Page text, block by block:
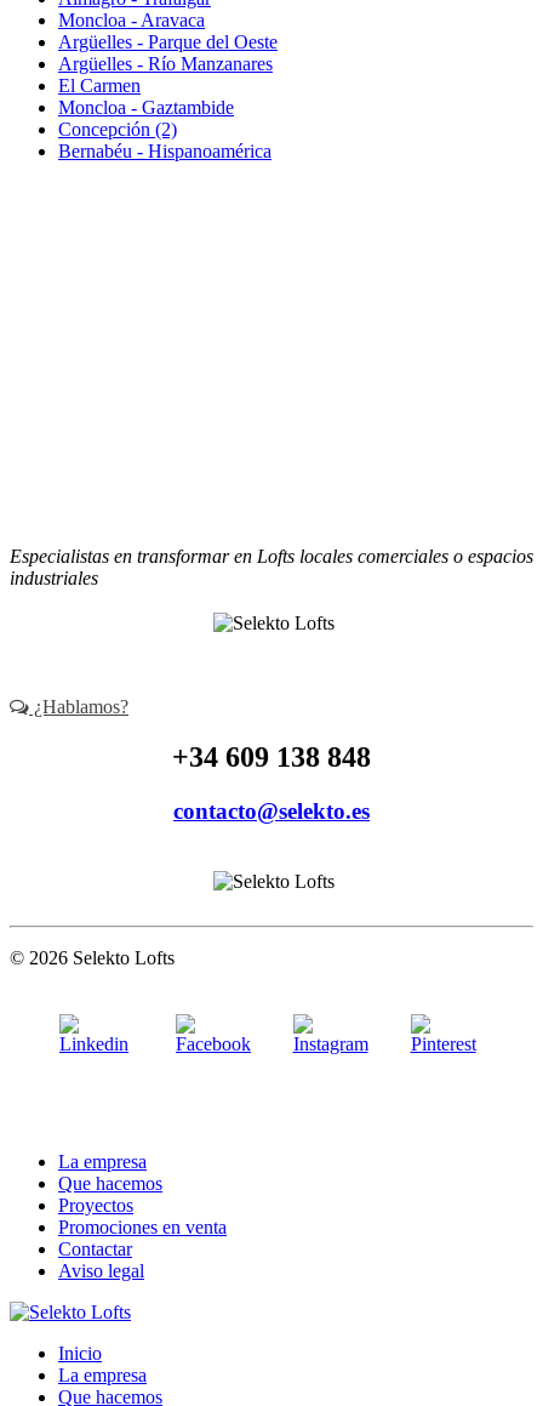
Moncloa - Aravaca
Argüelles - Parque del Oeste
Argüelles - Río Manzanares
El Carmen
Moncloa - Gaztambide
Concepción (2)
Bernabéu - Hispanoamérica
Especialistas en transformar en Lofts locales comerciales o espacios
industriales
¿Hablamos?
+34 609 138 848
contacto@selekto.es
© 2026 Selekto Lofts
La empresa
Que hacemos
Proyectos
Promociones en venta
Contactar
Aviso legal
Inicio
La empresa
Que hacemos